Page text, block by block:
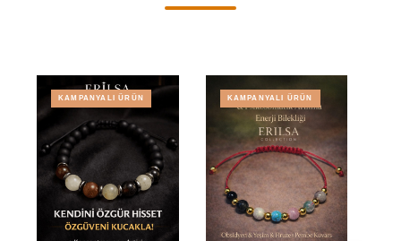
KAMPANYALI ÜRÜN KAMPANYALI ÜRÜN